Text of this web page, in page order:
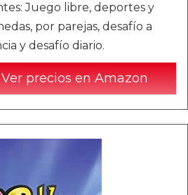
Juego libre, deportes y
por parejas, desafío a
y desafío diario.
precios en Amazon